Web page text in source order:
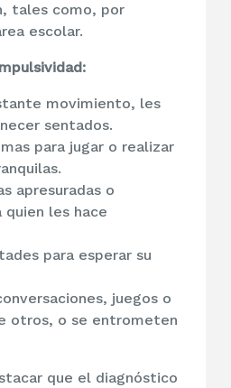
tales como, por
escolar.
movimiento, les
sentados.
para jugar o realizar
apresuradas o
les hace
para esperar su
juegos o
otros, o se entrometen
que el diagnóstico